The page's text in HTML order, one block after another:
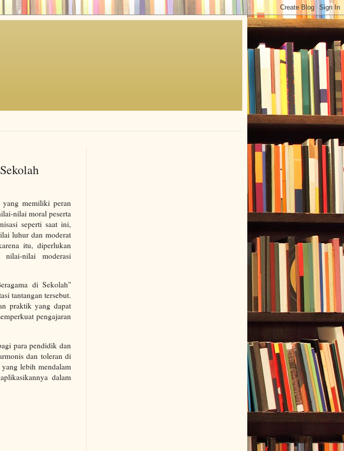
yang memiliki peran
nilai moral peserta
seperti saat ini,
luhur dan moderat
itu, diperlukan
nilai-nilai moderasi
di Sekolah"
tantangan tersebut.
praktik yang dapat
pengajaran
para pendidik dan
dan toleran di
lebih mendalam
dalam